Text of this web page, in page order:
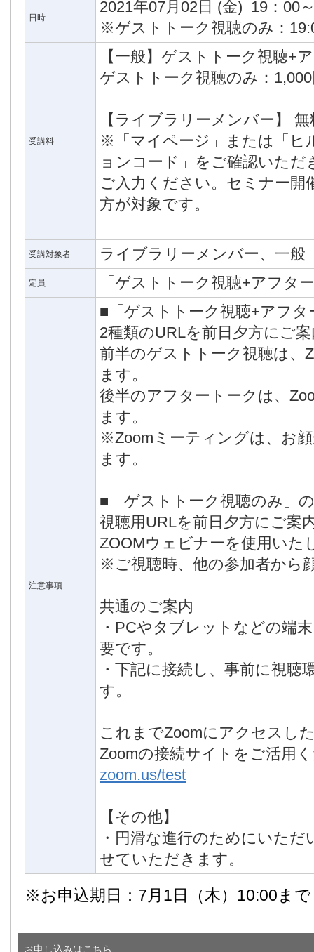
日時
2021年07月02日 (金) 19：00
※ゲストトーク視聴のみ：
受講料
【一般】ゲストトーク視聴+
ゲストトーク視聴のみ：
【ライブラリーメンバー】 無
※「マイページ」または「ヒ
ョンコード」をご確認いた
ご入力ください。セミナー
方が対象です。
受講対象者 ライブラリーメンバー、一般
定員 「ゲストトーク視聴+アフタ
注意事項
■「ゲストトーク視聴+アフタ
2種類のURLを前日夕方にご
前半のゲストトーク視聴は、
ます。
後半のアフタートークは、
ます。
※Zoomミーティングは、お
ます。
■「ゲストトーク視聴のみ」
視聴用URLを前日夕方にご案
ZOOMウェビナーを使用いた
※ご視聴時、他の参加者から
共通のご案内
・PCやタブレットなどの端
要です。
・下記に接続し、事前に視
す。
これまでZoomにアクセスし
Zoomの接続サイトをご活用
zoom.us/test
【その他】
・円滑な進行のためにいた
せていただきます。
※お申込期日：7月1日（木）10:00まで